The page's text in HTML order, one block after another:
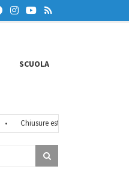
SCUOLA
Chiusure estive 2026